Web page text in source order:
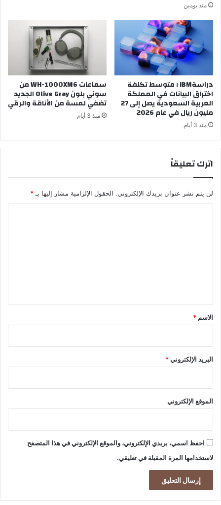
منذ يومين
دراسةIBM : متوسط تكلفة
اختراق البيانات في المملكة
العربية السعودية يصل إلى 27
مليون ريال في عام 2026
منذ 3 أيام
سماعات WH-1000XM6 من
سوني بلون Olive Gray الجديد
تضفي لمسة من الأناقة والرقي
منذ 3 أيام
اترك تعليقاً
لن يتم نشر عنوان بريدك الإلكتروني. الحقول الإلزامية مشار إليها بـ*
*
الاسم *
البريد الإلكتروني*
الموقع الإلكتروني
احفظ اسمي، بريدي الإلكتروني، والموقع الإلكتروني في هذا المتصفح
لاستخدامها المرة المقبلة في تعليقي.